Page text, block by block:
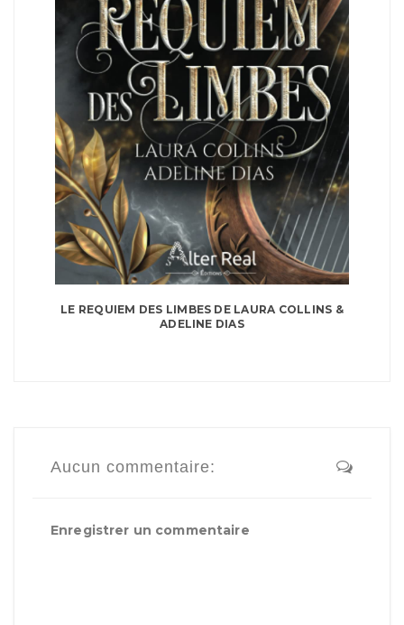
LE REQUIEM DES LIMBES DE LAURA COLLINS &
ADELINE DIAS
Aucun commentaire:
Enregistrer un commentaire